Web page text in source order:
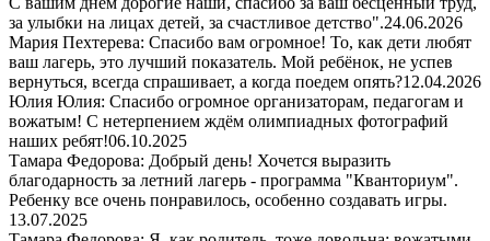
за улыбки на лицах детей, за счастливое детство".24.06.2026
Мария Пехтерева: Спасибо вам огромное! То, как дети любят
ваш лагерь, это лучший показатель. Мой ребёнок, не успев
вернуться, всегда спрашивает, а когда поедем опять?12.04.2026
Юлия Юлия: Спасибо огромное организаторам, педагогам и
вожатым! С нетерпением ждём олимпиадных фотографий
наших ребят!06.10.2025
Тамара Федорова: Добрый день! Хочется выразить
благодарность за летний лагерь - программа "Кванториум".
Ребенку все очень понравилось, особенно создавать игры.
13.07.2025